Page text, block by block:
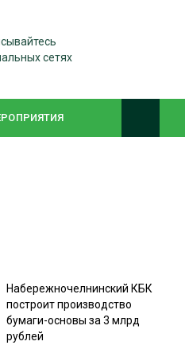
сетях
Набережночелнинский КБК
построит производство
бумаги-основы за 3 млрд
рублей